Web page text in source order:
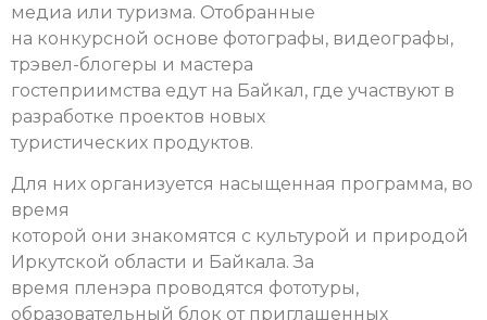
медиа или туризма. Отобранные
на конкурсной основе фотографы, видеографы,
трэвел-блогеры и мастера
гостеприимства едут на Байкал, где участвуют в
разработке проектов новых
туристических продуктов.
Для них организуется насыщенная программа, во
время
которой они знакомятся с культурой и природой
Иркутской области и Байкала. За
время пленэра проводятся фототуры,
образовательный блок от приглашенных